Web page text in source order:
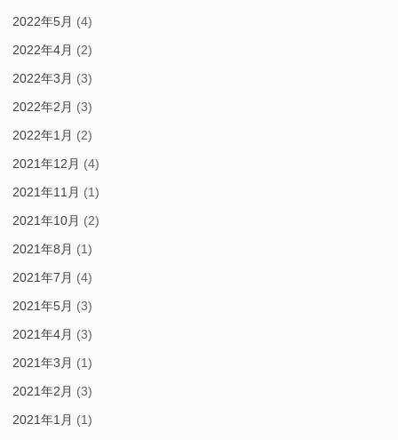
2022年5月 (4)
2022年4月 (2)
2022年3月 (3)
2022年2月 (3)
2022年1月 (2)
2021年12月 (4)
2021年11月 (1)
2021年10月 (2)
2021年8月 (1)
2021年7月 (4)
2021年5月 (3)
2021年4月 (3)
2021年3月 (1)
2021年2月 (3)
2021年1月 (1)